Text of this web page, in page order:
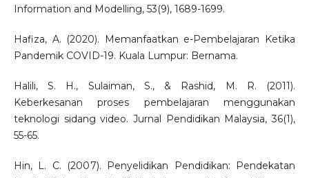
Information and Modelling, 53(9), 1689-1699.
Hafiza, A. (2020). Memanfaatkan e-Pembelajaran Ketika
Pandemik COVID-19. Kuala Lumpur: Bernama.
Halili, S. H., Sulaiman, S., & Rashid, M. R. (2011).
Keberkesanan proses pembelajaran menggunakan
teknologi sidang video. Jurnal Pendidikan Malaysia, 36(1),
55-65.
Hin, L. C. (2007). Penyelidikan Pendidikan: Pendekatan